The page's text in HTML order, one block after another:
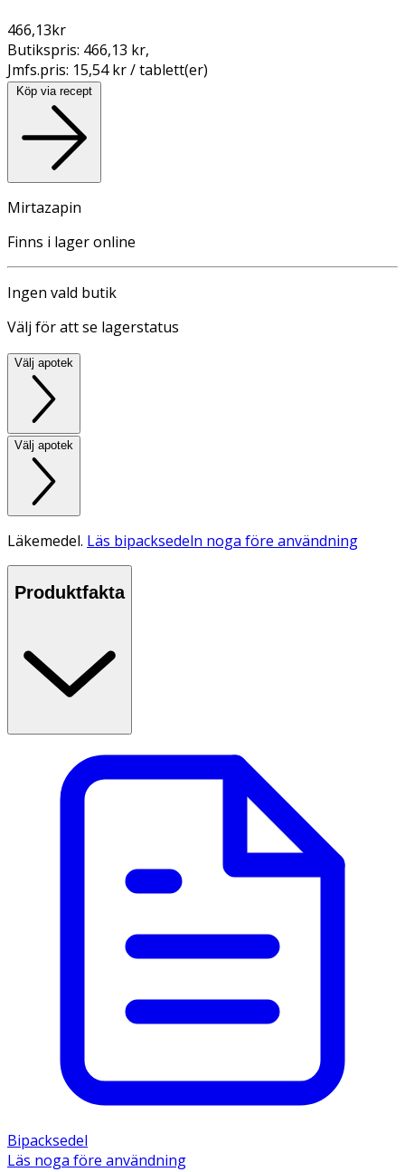
466,13kr
Butikspris: 466,13 kr,
Jmfs.pris: 15,54 kr / tablett(er)
Köp via recept
Mirtazapin
Finns i lager online
Ingen vald butik
Välj för att se lagerstatus
Välj apotek
Välj apotek
Läkemedel. Läs bipacksedeln noga före användning
Produktfakta
Bipacksedel
Läs noga före användning